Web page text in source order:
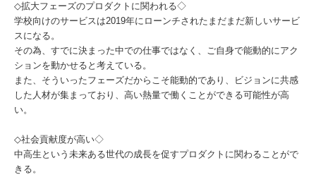
◇拡大フェーズのプロダクトに関われる◇
学校向けのサービスは2019年にローンチされたまだまだ新しいサービ
スになる。
その為、すでに決まった中での仕事ではなく、ご自身で能動的にアク
ションを動かせると考えている。
また、そういったフェーズだからこそ能動的であり、ビジョンに共感
した人材が集まっており、高い熱量で働くことができる可能性が高
い。
◇社会貢献度が高い◇
中高生という未来ある世代の成長を促すプロダクトに関わることがで
きる。